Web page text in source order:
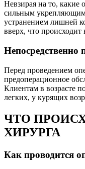
Невзирая на то, какие
сильным укрепляющим
устранением лишней
вверх, что
Непосредственно
Перед проведением
предоперационное
Клиентам в возрасте
легких, у курящих
ЧТО
ХИРУРГА
Как проводится